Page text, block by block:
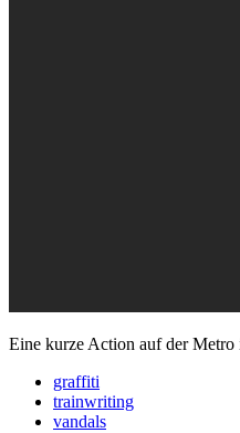
Eine kurze Action auf der
graffiti
trainwriting
vandals